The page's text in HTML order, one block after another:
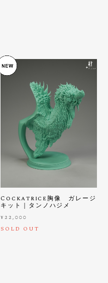
Cockatrice胸像 ガレージ
キット｜タンノハジメ
¥22,000
SOLD OUT